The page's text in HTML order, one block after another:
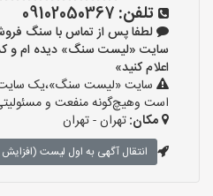
تلفن: 09102050367
لطفا پس از تماس با سنگ
اعلام کنید»
سایت «لیست سنگ»،یک
است وهیچ‌گونه منفعت و
مکان:تهران - تهران
انتقال آگهی به اول لیست (افزایش